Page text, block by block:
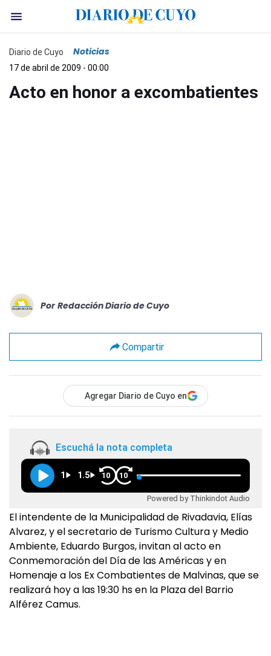
Diario de Cuyo Noticias
17 de abril de 2009 - 00:00
Acto en honor a excombatientes
Por Redacción Diario de Cuyo
Compartir
Agregar Diario de Cuyo en
Escuchá la nota completa
1 1.5 10 10
Powered by Thinkindot Audio
El intendente de la Municipalidad de Rivadavia, Elías
Alvarez, y el secretario de Turismo Cultura y Medio
Ambiente, Eduardo Burgos, invitan al acto en
Conmemoración del Día de las Américas y en
Homenaje a los Ex Combatientes de Malvinas, que se
realizará hoy a las 19:30 hs en la Plaza del Barrio
Alférez Camus.